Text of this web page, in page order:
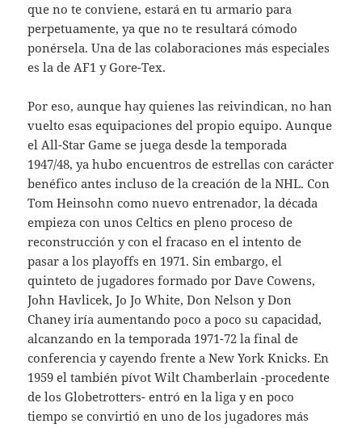
que no te conviene, estará en tu armario para
perpetuamente, ya que no te resultará cómodo
ponérsela. Una de las colaboraciones más especiales
es la de AF1 y Gore-Tex.
Por eso, aunque hay quienes las reivindican, no han
vuelto esas equipaciones del propio equipo. Aunque
el All-Star Game se juega desde la temporada
1947/48, ya hubo encuentros de estrellas con carácter
benéfico antes incluso de la creación de la NHL. Con
Tom Heinsohn como nuevo entrenador, la década
empieza con unos Celtics en pleno proceso de
reconstrucción y con el fracaso en el intento de
pasar a los playoffs en 1971. Sin embargo, el
quinteto de jugadores formado por Dave Cowens,
John Havlicek, Jo Jo White, Don Nelson y Don
Chaney iría aumentando poco a poco su capacidad,
alcanzando en la temporada 1971-72 la final de
conferencia y cayendo frente a New York Knicks. En
1959 el también pívot Wilt Chamberlain -procedente
de los Globetrotters- entró en la liga y en poco
tiempo se convirtió en uno de los jugadores más